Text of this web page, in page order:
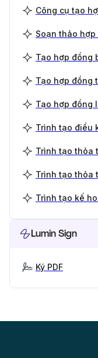
Công cụ tạo
Soạn thảo hợp
Tạo hợp đồng
Tạo hợp đồng
Tạo hợp đồng
Trình tạo điều
Trình tạo thỏa
Trình tạo thỏa
Trình tạo kế
Lumin Sign
Ký PDF